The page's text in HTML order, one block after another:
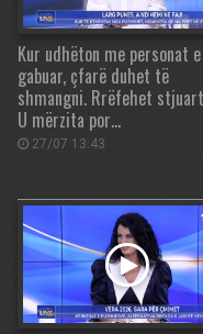
Kur udhëton me personat e
gabuar, çfarë duhet të
shmangni. Rrëfehet
U mërzita por…
27/07 13:43